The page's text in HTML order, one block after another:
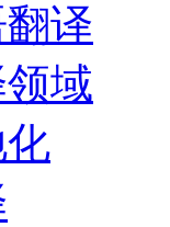
译
域